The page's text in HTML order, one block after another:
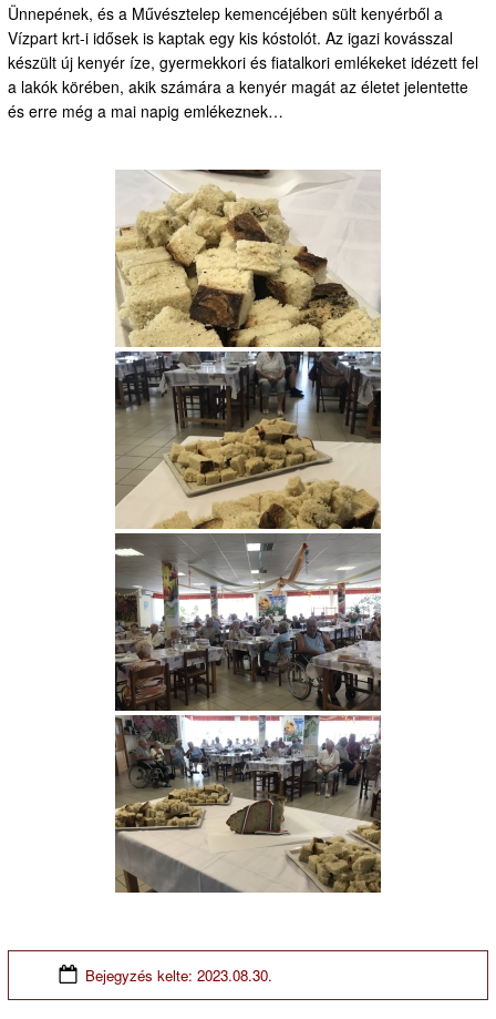
Ünnepének, és a Művésztelep kemencéjében sült kenyérből a
Vízpart krt-i idősek is kaptak egy kis kóstolót. Az igazi kovásszal
készült új kenyér íze, gyermekkori és fiatalkori emlékeket idézett fel
a lakók körében, akik számára a kenyér magát az életet jelentette
és erre még a mai napig emlékeznek…
Bejegyzés kelte: 2023.08.30.